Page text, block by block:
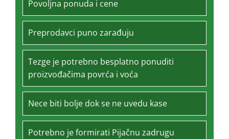
Povoljna ponuda i cene
Preprodavci puno zarađuju
Tezge je potrebno besplatno ponuditi
proizvođačima povrća i voća
Nece biti bolje dok se ne uvedu kase
Potrebno je formirati Pijačnu zadrugu